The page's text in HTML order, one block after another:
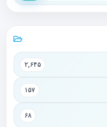
۲,۶۴۵
۱۵۷
۶۸